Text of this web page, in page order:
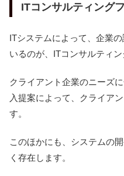
ITコンサルティング
ITシステムによって、企業
いるのが、ITコンサルティン
クライアント企業のニーズ
入提案によって、クライア
す。
このほかにも、システムの
く存在します。